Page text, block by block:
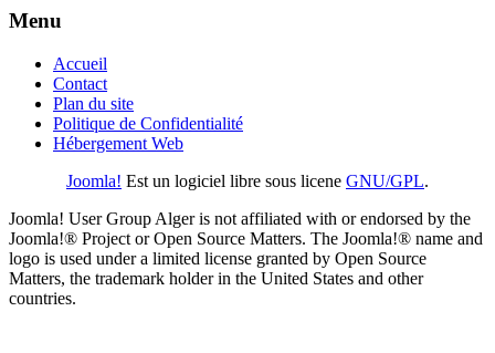
Menu
Accueil
Contact
Plan du site
Politique de Confidentialité
Hébergement Web
Joomla! Est un logiciel libre sous licene GNU/GPL.
Joomla! User Group Alger is not affiliated with or endorsed by the
Joomla!® Project or Open Source Matters. The Joomla!® name and
logo is used under a limited license granted by Open Source
Matters, the trademark holder in the United States and other
countries.